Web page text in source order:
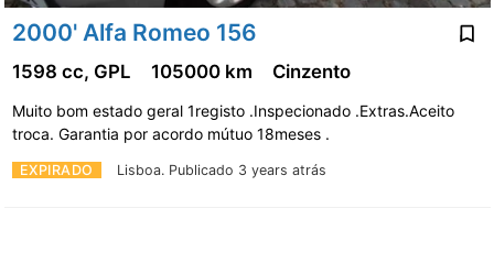
2000' Alfa Romeo 156
EXPIRADO Lisboa. Publicado 3 years atrás
1598 cc, GPL 105000 km Cinzento
Muito bom estado geral 1registo .Inspecionado .Extras.Aceito
troca. Garantia por acordo mútuo 18meses .